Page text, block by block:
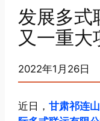
发展多式
又一重大
2022年1月26日
近日，甘肃祁连